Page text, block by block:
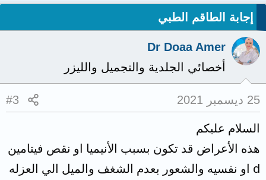
إجابة الطاقم الطبي
Dr Doaa Amer
أخصائي الجلدية والتجميل والليزر
25 ديسمبر 2021 #3
السلام عليكم
هذه الأعراض قد تكون بسبب الأنيميا او نقص فيتامين
d او نفسيه والشعور بعدم الشغف والميل الي العزله